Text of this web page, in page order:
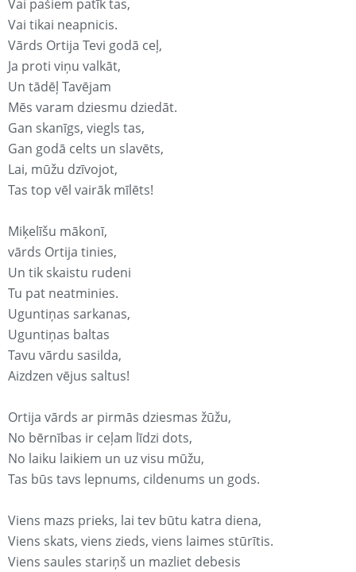
Vai pašiem patīk tas,
Vai tikai neapnicis.
Vārds Ortija Tevi godā ceļ,
Ja proti viņu valkāt,
Un tādēļ Tavējam
Mēs varam dziesmu dziedāt.
Gan skanīgs, viegls tas,
Gan godā celts un slavēts,
Lai, mūžu dzīvojot,
Tas top vēl vairāk mīlēts!
Miķelīšu mākonī,
vārds Ortija tinies,
Un tik skaistu rudeni
Tu pat neatminies.
Uguntiņas sarkanas,
Uguntiņas baltas
Tavu vārdu sasilda,
Aizdzen vējus saltus!
Ortija vārds ar pirmās dziesmas žūžu,
No bērnības ir ceļam līdzi dots,
No laiku laikiem un uz visu mūžu,
Tas būs tavs lepnums, cildenums un gods.
Viens mazs prieks, lai tev būtu katra diena,
Viens skats, viens zieds, viens laimes stūrītis.
Viens saules stariņš un mazliet debesis